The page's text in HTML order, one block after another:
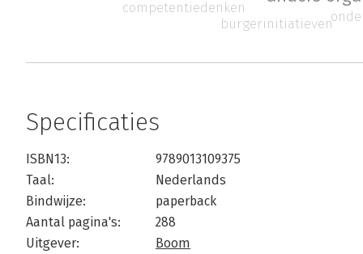
burgerinitiatieven
competentiedenken
Specificaties
ISBN13:
9789013109375
Taal:
Nederlands
Bindwijze:
paperback
Aantal pagina's:
288
Uitgever:
Boom